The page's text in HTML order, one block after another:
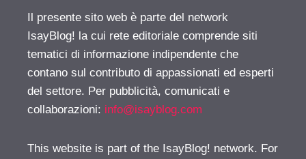
Il presente sito web è parte del network
IsayBlog! la cui rete editoriale comprende siti
tematici di informazione indipendente che
contano sul contributo di appassionati ed esperti
del settore. Per pubblicità, comunicati e
collaborazioni: info@isayblog.com
This website is part of the IsayBlog! network. For